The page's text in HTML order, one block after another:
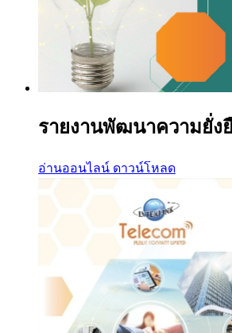
รายงานพัฒนาความยั่ง
อ่านออนไลน์ ดาวน์โหลด